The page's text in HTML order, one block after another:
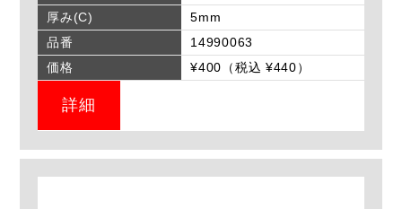
厚み(C)
5mm
品番
14990063
価格
¥400（税込 ¥440）
詳細